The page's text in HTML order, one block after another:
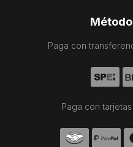
Paga con
Paga con